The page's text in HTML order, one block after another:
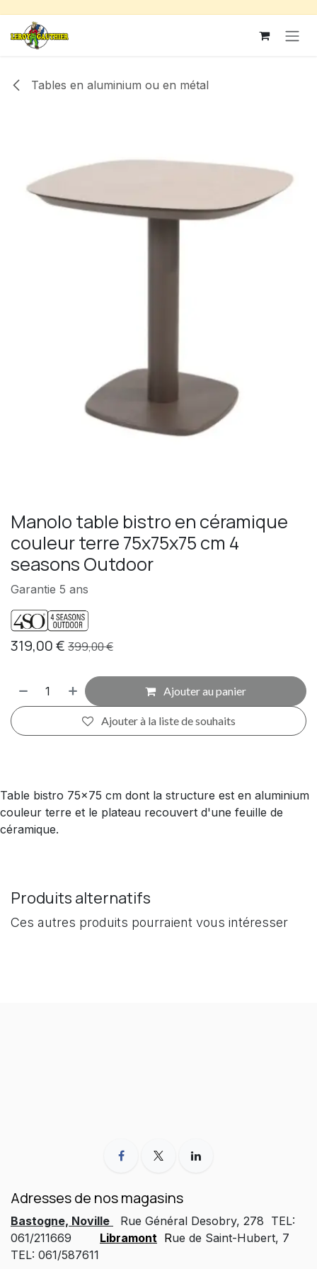
Se rendre au contenu
Tables en aluminium ou en métal
Manolo table bistro en céramique
couleur terre 75x75x75 cm 4
seasons Outdoor
Garantie 5 ans
319,00€ 399,00€
Ajouter au panier
Ajouter à la liste de souhaits
Table bistro 75x75 cm dont la structure est en aluminium
couleur terre et le plateau recouvert d'une feuille de
céramique.
Produits alternatifs
Ces autres produits pourraient vous intéresser
Adresses de nos magasins
Bastogne, Noville
Rue Général Desobry, 278 TEL:
061/211669
Libramont Rue de Saint-Hubert, 7
TEL: 061/587611